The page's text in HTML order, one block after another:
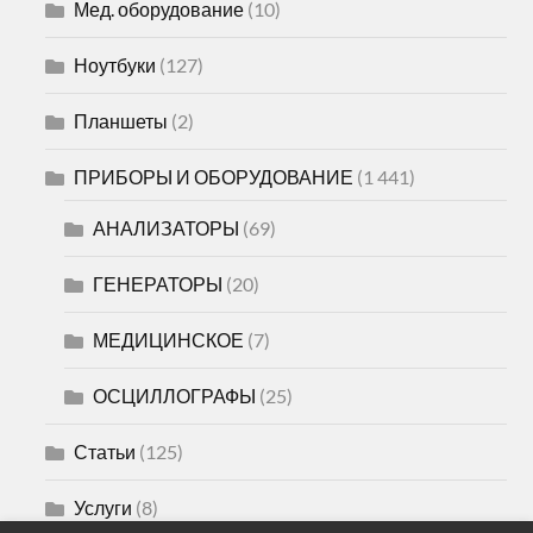
Мед. оборудование (10)
Ноутбуки (127)
Планшеты (2)
ПРИБОРЫ И ОБОРУДОВАНИЕ (1 441)
АНАЛИЗАТОРЫ (69)
ГЕНЕРАТОРЫ (20)
МЕДИЦИНСКОЕ (7)
ОСЦИЛЛОГРАФЫ (25)
Статьи (125)
Услуги (8)